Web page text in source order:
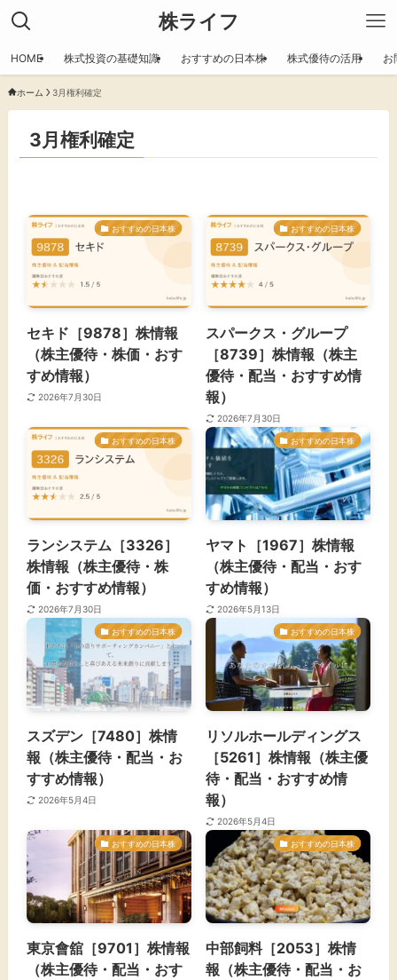
株ライフ
HOME 株式投資の基礎知識 おすすめの日本株 株式優待の活用 お
ホーム 3月権利確定
3月権利確定
おすすめの日本株
セキド［9878］株情報
（株主優待・株価・おす
すめ情報）
2026年7月30日
おすすめの日本株
スパークス・グループ
［8739］株情報（株主
優待・配当・おすすめ情
報）
2026年7月30日
おすすめの日本株
ランシステム［3326］
株情報（株主優待・株
価・おすすめ情報）
2026年7月30日
おすすめの日本株
ヤマト［1967］株情報
（株主優待・配当・おす
すめ情報）
2026年5月13日
おすすめの日本株
スズデン［7480］株情
報（株主優待・配当・お
すすめ情報）
2026年5月4日
おすすめの日本株
リソルホールディングス
［5261］株情報（株主優
待・配当・おすすめ情
報）
2026年5月4日
おすすめの日本株
東京會舘［9701］株情報
（株主優待・配当・おす
おすすめの日本株
中部飼料［2053］株情
報（株主優待・配当・お